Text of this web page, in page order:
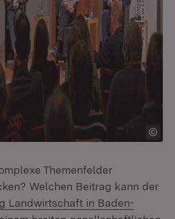
Themenfelder
Welchen Beitrag kann der
Landwirtschaft in Baden-